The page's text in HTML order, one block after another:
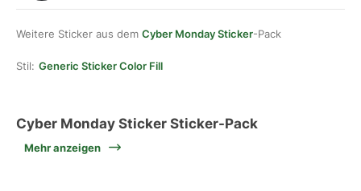
Weitere Sticker aus dem Cyber Monday Sticker-Pack
Stil: Generic Sticker Color Fill
Cyber Monday Sticker Sticker-Pack
Mehr anzeigen